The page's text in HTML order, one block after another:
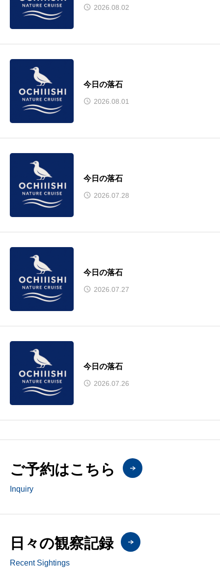
2026.08.02
今日の落石
2026.08.01
今日の落石
2026.07.28
今日の落石
2026.07.27
今日の落石
2026.07.26
ご予約はこちら
Inquiry
日々の観察記録
Recent Sightings